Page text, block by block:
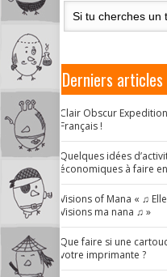
Derniers articles
Clair Obscur
Français !
Quelques idées
économiques à faire
Visions of Mana « ♫
Visions ma nana ♫ »
Que faire si une
votre imprimante ?